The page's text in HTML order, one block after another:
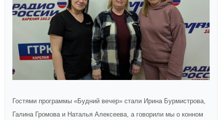
Гостями программы «Будний вечер» стали Ирина Бурмистрова,
Галина Громова и Наталья Алексеева, а говорили мы о конном